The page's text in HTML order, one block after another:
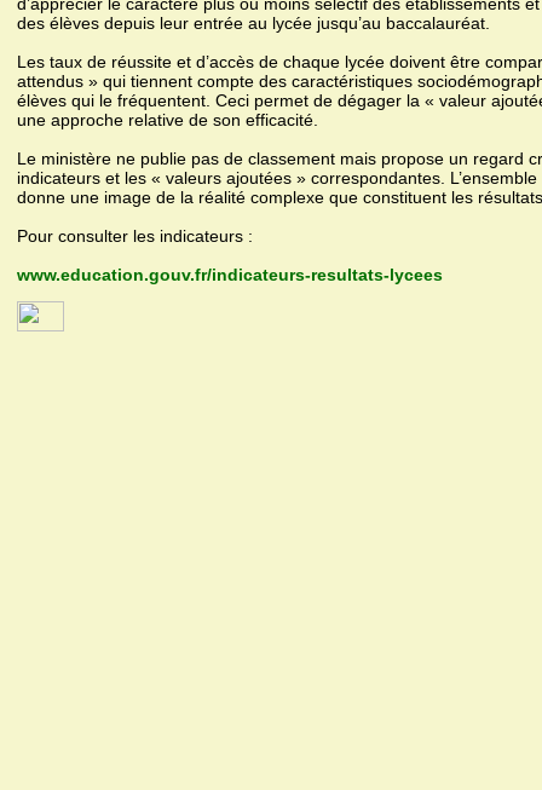
d’apprécier le caractère plus ou moins sélectif des établissements
des élèves depuis leur entrée au lycée jusqu’au baccalauréat.
Les taux de réussite et d’accès de chaque lycée doivent être
attendus » qui tiennent compte des caractéristiques
élèves qui le fréquentent. Ceci permet de dégager la « valeur
une approche relative de son efficacité.
Le ministère ne publie pas de classement mais propose un regard
indicateurs et les « valeurs ajoutées » correspondantes.
donne une image de la réalité complexe que constituent les
Pour consulter les indicateurs :
www.education.gouv.fr/indicateurs-resultats-lycees